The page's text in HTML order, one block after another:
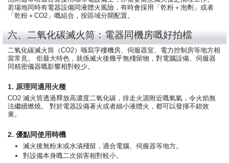
若場地同時有電器設備同液體火風險，有時會採用「乾粉＋泡劑」或者
「乾粉＋CO2」嘅組合，按區域分開配置。
六、二氧化碳滅火筒：電器同機房嘅好拍檔
二氧化碳滅火筒（CO2）喺寫字樓機房、伺服器室、電力控制房等地方相
當常見。 佢最大特色，就係滅火後幾乎無殘留物，對電腦設備、伺服器
同精密儀器嘅影響相對較少。
1. 原理同適用火種
CO2 滅火筒透過釋放高濃度二氧化碳，排走火源附近嘅氧氣，令火焰無
法繼續燃燒。 對於電器設備著火或者細小液體火，都可以發揮不錯效
果。
2. 優點同使用時機
滅火後無粉末或水漬殘留，適合電腦、伺服器等地方。
對設備本身嘅二次損害相對較小。